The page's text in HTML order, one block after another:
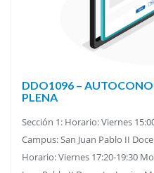
DDO1096 –
PLENA
Sección 1: Horario: Viernes
Campus: San Juan Pablo II
Horario: Viernes 17:20-19:30